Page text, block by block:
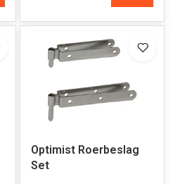
Optimist Roerbeslag
Set